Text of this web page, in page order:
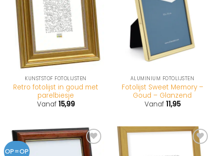
KUNSTSTOF FOTOLIJSTEN
Retro fotolijst in goud met
parelbiesje
Vanaf 15,99
ALUMINIUM FOTOLIJSTEN
Fotolijst Sweet Memory –
Goud – Glanzend
Vanaf 11,95
OP=OP